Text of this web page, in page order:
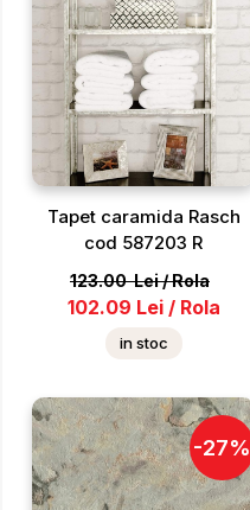
Tapet caramida Rasch
cod 587203 R
123.00 Lei/Rola
102.09 Lei / Rola
in stoc
-27%